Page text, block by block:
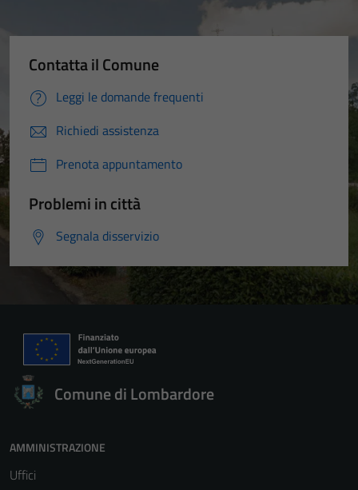
Contatta il Comune
Leggi le domande frequenti
Richiedi assistenza
Prenota appuntamento
Problemi in città
Segnala disservizio
Comune di Lombardore
AMMINISTRAZIONE
Uffici